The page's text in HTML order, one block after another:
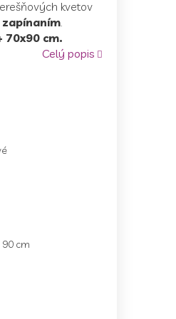
kvetov
.
70x90 cm.
Celý popis
90 cm